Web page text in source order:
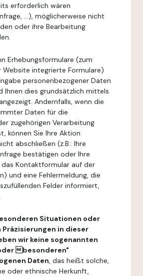
erforderlich wären
...), möglicherweise nicht
oder ihre Bearbeitung
Erhebungsformulare (zum
Website integrierte Formulare)
personenbezogener Daten
Ihnen dies grundsätzlich mittels
Andernfalls, wenn die
Daten für die
zugehörigen Verarbeitung
können Sie Ihre Aktion
abschließen (z.B.: Ihre
bestätigen oder Ihre
Kontaktformular auf der
und eine Fehlermeldung, die
Felder informiert,
Situationen oder
in dieser
wir keine sogenannten
besonderen"
Daten, das heißt solche,
oder ethnische Herkunft,